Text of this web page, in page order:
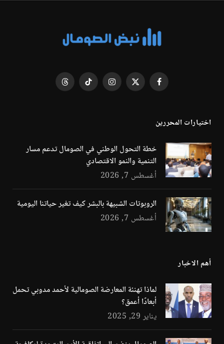
فيسبوك X
الانستغرامتيكتوك Threads
اختيارات المحررين
خطة التحول الوطني في الصومال تدعم مسار
التنمية والنمو الاقتصادي
أغسطس 7, 2026
الروبوتات الشبيهة بالبشر كيف تغير حياتنا اليومية
أغسطس 7, 2026
أهم الاخبار
لماذا تهنئة المعارضة الصومالية لأحمد مدوبي تحمل
أبعادًا أعمق؟
يناير 29, 2025